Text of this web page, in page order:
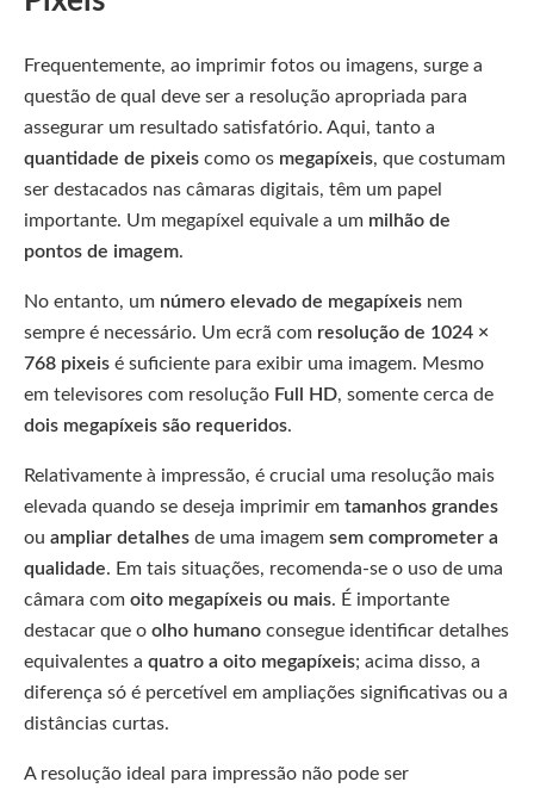
Frequentemente, ao imprimir fotos ou imagens, surge a
questão de qual deve ser a resolução apropriada para
assegurar um resultado satisfatório. Aqui, tanto a
quantidade de pixeis como os megapíxeis, que costumam
ser destacados nas câmaras digitais, têm um papel
importante. Um megapíxel equivale a um milhão de
pontos de imagem.
No entanto, um número elevado de megapíxeis nem
sempre é necessário. Um ecrã com resolução de 1024 ×
768 pixeis é suficiente para exibir uma imagem. Mesmo
em televisores com resolução Full HD, somente cerca de
dois megapíxeis são requeridos.
Relativamente à impressão, é crucial uma resolução mais
elevada quando se deseja imprimir em tamanhos grandes
ou ampliar detalhes de uma imagem sem comprometer a
qualidade. Em tais situações, recomenda-se o uso de uma
câmara com oito megapíxeis ou mais. É importante
destacar que o olho humano consegue identificar detalhes
equivalentes a quatro a oito megapíxeis; acima disso, a
diferença só é percetível em ampliações significativas ou a
distâncias curtas.
A resolução ideal para impressão não pode ser